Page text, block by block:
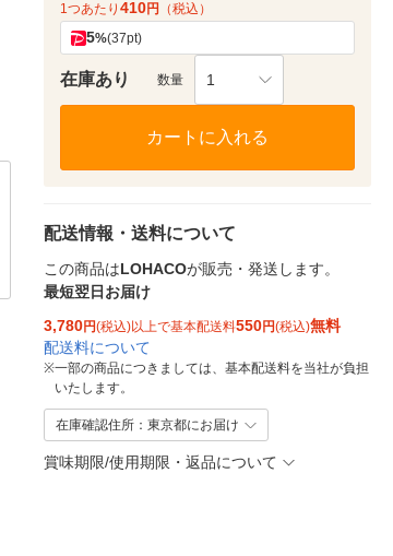
1つあたり 410円 （税込）
5%(37pt)
在庫あり 数量 1
カートに入れる
配送情報・送料について
この商品はLOHACOが販売・発送します。
最短翌日お届け
3,780円(税込)以上で基本配送料550円(税込)無料
配送料について
※一部の商品につきましては、基本配送料を当社が負担
いたします。
在庫確認住所：東京都にお届け
賞味期限/使用期限・返品について